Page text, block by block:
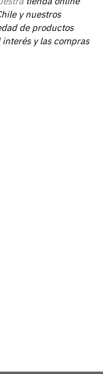
y nuestros
de productos
y las compras